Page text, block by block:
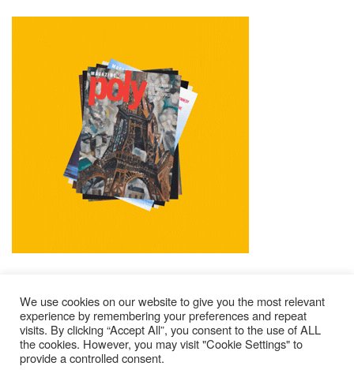
Impressum Kontakt
Alle Ausgaben Lesen
POLY Abonnieren
We use cookies on our website to give you the most relevant
experience by remembering your preferences and repeat
visits. By clicking “Accept All”, you consent to the use of ALL
the cookies. However, you may visit "Cookie Settings" to
provide a controlled consent.